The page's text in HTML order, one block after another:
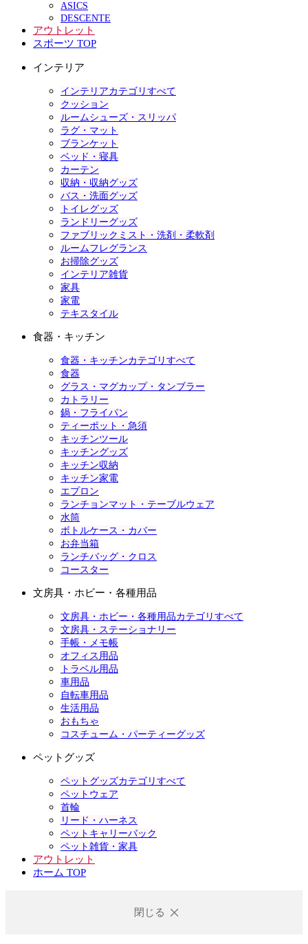
ASICS
DESCENTE
アウトレット
スポーツ TOP
インテリア
インテリアカテゴリすべて
クッション
ルームシューズ・スリッパ
ラグ・マット
ブランケット
ベッド・寝具
カーテン
収納・収納グッズ
バス・洗面グッズ
トイレグッズ
ランドリーグッズ
ファブリックミスト・洗剤・柔軟剤
ルームフレグランス
お掃除グッズ
インテリア雑貨
家具
家電
テキスタイル
食器・キッチン
食器・キッチンカテゴリすべて
食器
グラス・マグカップ・タンブラー
カトラリー
鍋・フライパン
ティーポット・急須
キッチンツール
キッチングッズ
キッチン収納
キッチン家電
エプロン
ランチョンマット・テーブルウェア
水筒
ボトルケース・カバー
お弁当箱
ランチバッグ・クロス
コースター
文房具・ホビー・各種用品
文房具・ホビー・各種用品カテゴリすべて
文房具・ステーショナリー
手帳・メモ帳
オフィス用品
トラベル用品
車用品
自転車用品
生活用品
おもちゃ
コスチューム・パーティーグッズ
ペットグッズ
ペットグッズカテゴリすべて
ペットウェア
首輪
リード・ハーネス
ペットキャリーバック
ペット雑貨・家具
アウトレット
ホーム TOP
閉じる